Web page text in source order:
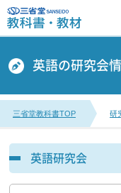
英語の研究会
三省堂教科書TOP 研
英語研究会